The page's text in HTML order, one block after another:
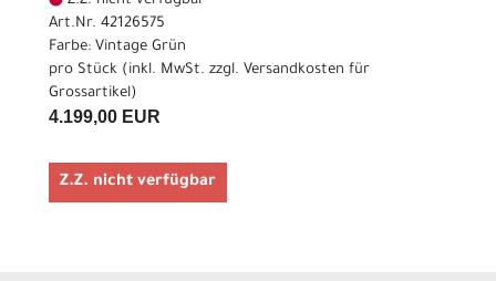
Art.Nr. 42126575
Farbe: Vintage Grün
pro Stück (inkl. MwSt. zzgl. Versandkosten für
Grossartikel)
4.199,00 EUR
Z.Z. nicht verfügbar